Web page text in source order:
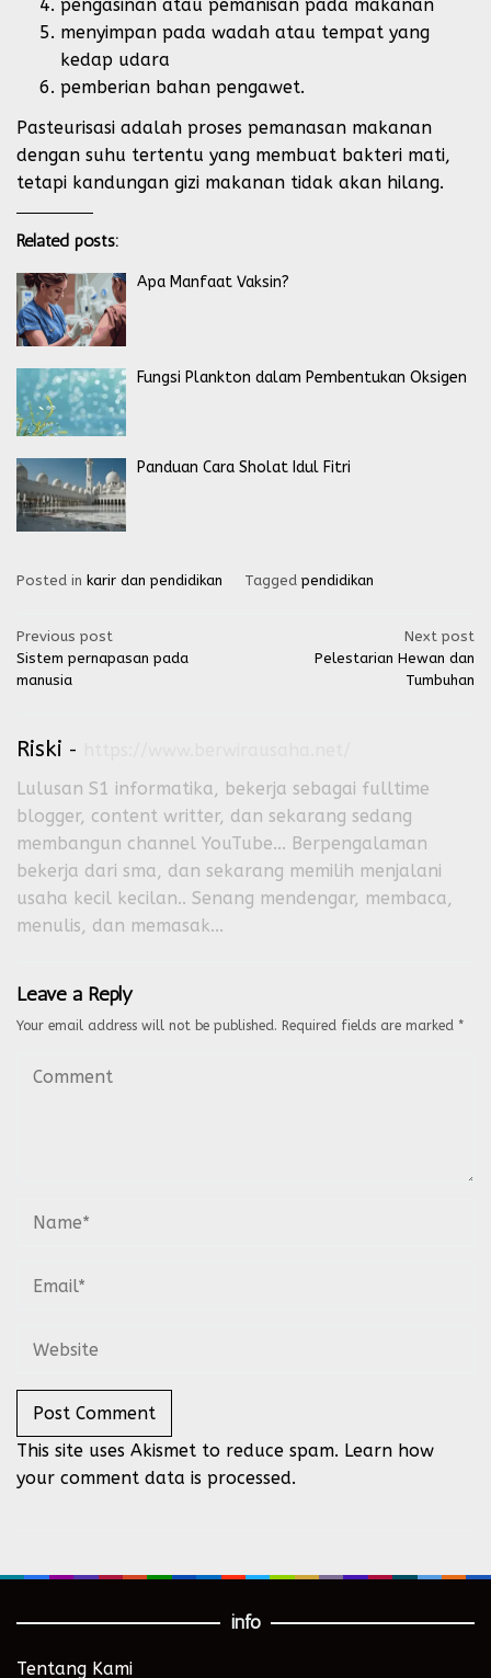
pengasinan atau pemanisan pada makanan
menyimpan pada wadah atau tempat yang
kedap udara
pemberian bahan pengawet.
Pasteurisasi adalah proses pemanasan makanan
dengan suhu tertentu yang membuat bakteri mati,
tetapi kandungan gizi makanan tidak akan hilang.
Related posts:
Apa Manfaat Vaksin?
Fungsi Plankton dalam Pembentukan Oksigen
Panduan Cara Sholat Idul Fitri
Posted in karir dan pendidikan Tagged pendidikan
Post
navigation
Previous post
Sistem pernapasan pada
manusia
Next post
Pelestarian Hewan dan
Tumbuhan
Riski -
Lulusan S1 informatika, bekerja sebagai fulltime
blogger, content writter, dan sekarang sedang
membangun channel YouTube... Berpengalaman
bekerja dari sma, dan sekarang memilih menjalani
usaha kecil kecilan.. Senang mendengar, membaca,
menulis, dan memasak...
Leave a Reply
Your email address will not be published. Required fields are marked *
This site uses Akismet to reduce spam. Learn how
your comment data is processed.
info
Tentang Kami